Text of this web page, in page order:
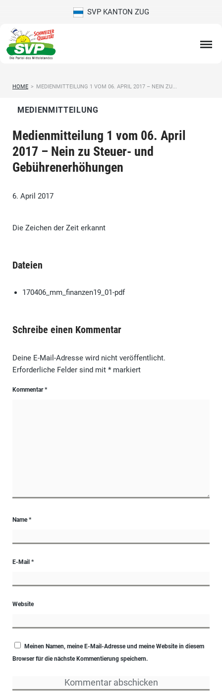
SVP KANTON ZUG
HOME > MEDIENMITTEILUNG 1 VOM 06. APRIL 2017 – NEIN ZU...
MEDIENMITTEILUNG
Medienmitteilung 1 vom 06. April
2017 – Nein zu Steuer- und
Gebührenerhöhungen
6. April 2017
Die Zeichen der Zeit erkannt
Dateien
170406_mm_finanzen19_01-pdf
Schreibe einen Kommentar
Deine E-Mail-Adresse wird nicht veröffentlicht.
Erforderliche Felder sind mit *markiert
Kommentar*
Name*
E-Mail *
Website
Meinen Namen, meine E-Mail-Adresse und meine Website in diesem
Browser für die nächste Kommentierung speichern.